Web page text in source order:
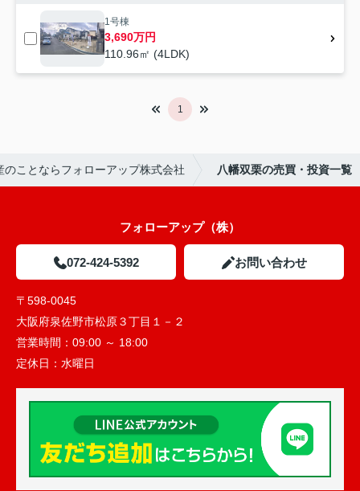
1号棟
3,690万円
110.96㎡ (4LDK)
1
のことならフォローアップ株式会社 八幡双栗の売買・投資一覧
フォローアップ（株）
072-424-5392 お問い合わせ
〒598-0045
大阪府泉佐野市松原３丁目１－２
営業時間： 09:00 ～ 18:00
定休日： 水曜日